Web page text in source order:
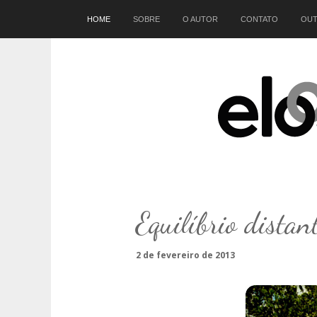
HOME SOBRE O AUTOR CONTATO Início
Equilíbrio
2 de fevereiro de 2013